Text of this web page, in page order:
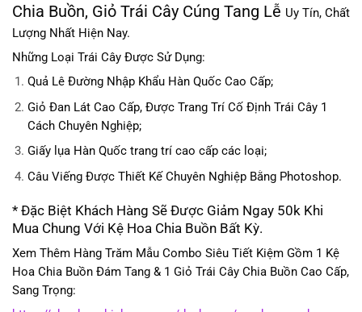
Chia Buồn, Giỏ Trái Cây Cúng Tang Lễ Uy Tín, Chất
Lượng Nhất Hiện Nay.
Những Loại Trái Cây Được Sử Dụng:
Quả Lê Đường Nhập Khẩu Hàn Quốc Cao Cấp;
Giỏ Đan Lát Cao Cấp, Được Trang Trí Cố Định Trái Cây 1
Cách Chuyên Nghiệp;
Giấy lụa Hàn Quốc trang trí cao cấp các loại;
Câu Viếng Được Thiết Kế Chuyên Nghiệp Bằng Photoshop.
* Đặc Biệt Khách Hàng Sẽ Được Giảm Ngay 50k Khi
Mua Chung Với Kệ Hoa Chia Buồn Bất Kỳ.
Xem Thêm Hàng Trăm Mẫu Combo Siêu Tiết Kiệm Gồm 1 Kệ
Hoa Chia Buồn Đám Tang & 1 Giỏ Trái Cây Chia Buồn Cao Cấp,
Sang Trọng: